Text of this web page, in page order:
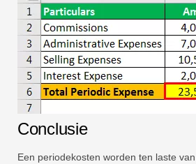
Conclusie
Een periodekosten worden ten laste